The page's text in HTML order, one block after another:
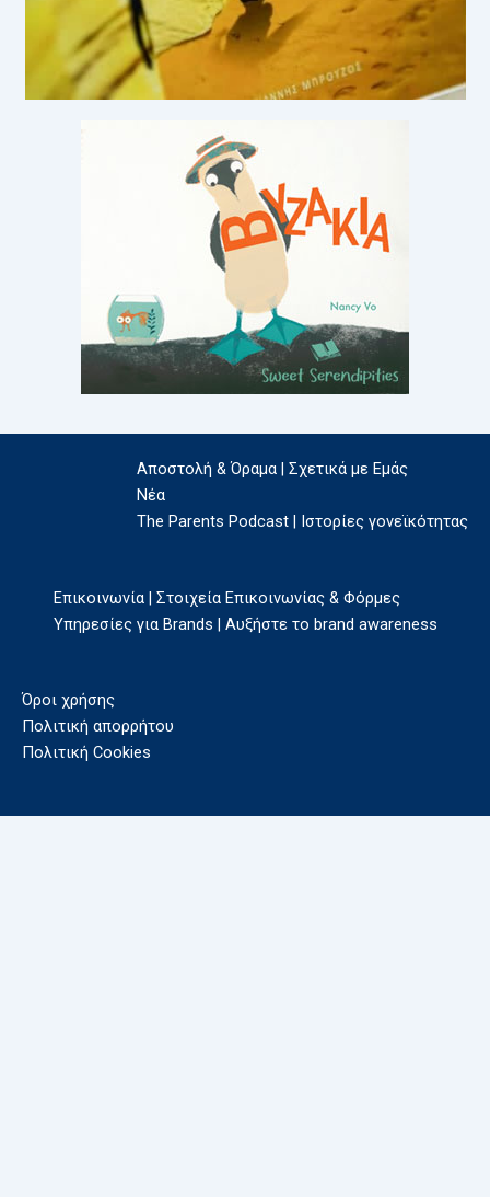
Αποστολή & Όραμα | Σχετικά με Εμάς
Νέα
The Parents Podcast | Ιστορίες γονεϊκότητας
Επικοινωνία | Στοιχεία Επικοινωνίας & Φόρμες
Υπηρεσίες για Brands | Αυξήστε το brand awareness
Όροι χρήσης
Πολιτική απορρήτου
Πολιτική Cookies